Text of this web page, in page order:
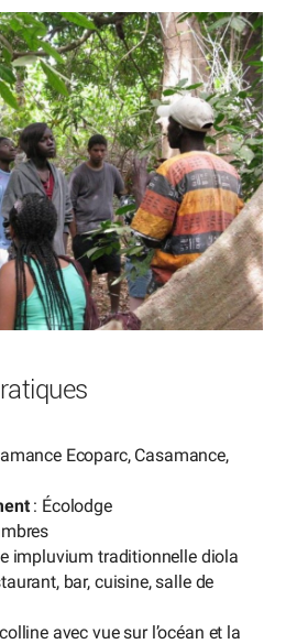
Ecoparc, Casamance,
: Écolodge
impluvium traditionnelle diola
bar, cuisine, salle de
avec vue sur l’océan et la